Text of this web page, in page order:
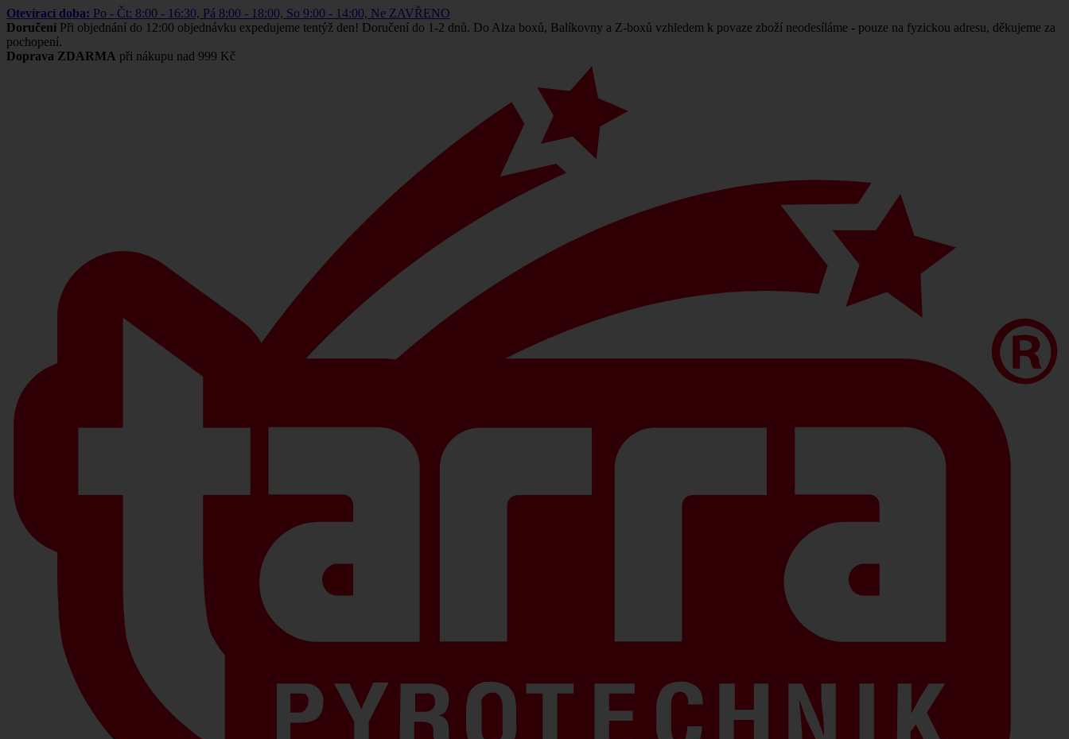
Otevírací doba: Po - Čt: 8:00 - 16:30, Pá 8:00 - 18:00, So 9:00 - 14:00, Ne ZAVŘENO
Doručení Při objednání do 12:00 objednávku expedujeme tentýž den! Doručení do 1-2 dnů. Do Alza boxů, Balíkovny a Z-boxů vzhledem k povaze zboží neodesíláme - pouze na fyzickou adresu, děkujeme za
pochopení.
Doprava ZDARMA při nákupu nad 999 Kč